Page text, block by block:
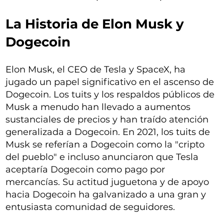
La Historia de Elon Musk y
Dogecoin
Elon Musk, el CEO de Tesla y SpaceX, ha
jugado un papel significativo en el ascenso de
Dogecoin. Los tuits y los respaldos públicos de
Musk a menudo han llevado a aumentos
sustanciales de precios y han traído atención
generalizada a Dogecoin. En 2021, los tuits de
Musk se referían a Dogecoin como la "cripto
del pueblo" e incluso anunciaron que Tesla
aceptaría Dogecoin como pago por
mercancías. Su actitud juguetona y de apoyo
hacia Dogecoin ha galvanizado a una gran y
entusiasta comunidad de seguidores.